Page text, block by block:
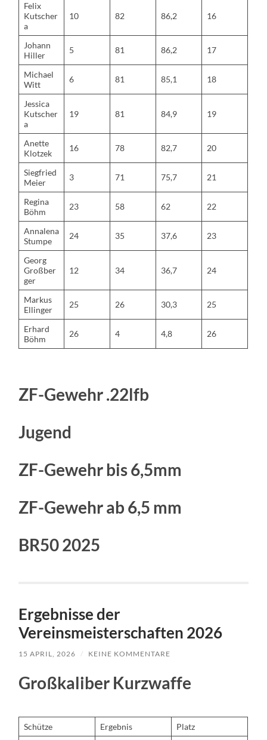
Felix
Kutscher
a
10 82 86,2 16
Johann
Hiller
5 81 86,2 17
Michael
Witt
6 81 85,1 18
Jessica
Kutscher
a
19 81 84,9 19
Anette
Klotzek
16 78 82,7 20
Siegfried
Meier
3 71 75,7 21
Regina
Böhm
23 58 62 22
Annalena
Stumpe
24 35 37,6 23
Georg
Großber
ger
12 34 36,7 24
Markus
Ellinger
25 26 30,3 25
Erhard
Böhm
26 4 4,8 26
ZF-Gewehr .22lfb
Jugend
ZF-Gewehr bis 6,5mm
ZF-Gewehr ab 6,5 mm
BR50 2025
Ergebnisse der
Vereinsmeisterschaften 2026
15 APRIL, 2026 / KEINE KOMMENTARE
Großkaliber Kurzwaffe
Schütze Ergebnis
Platz